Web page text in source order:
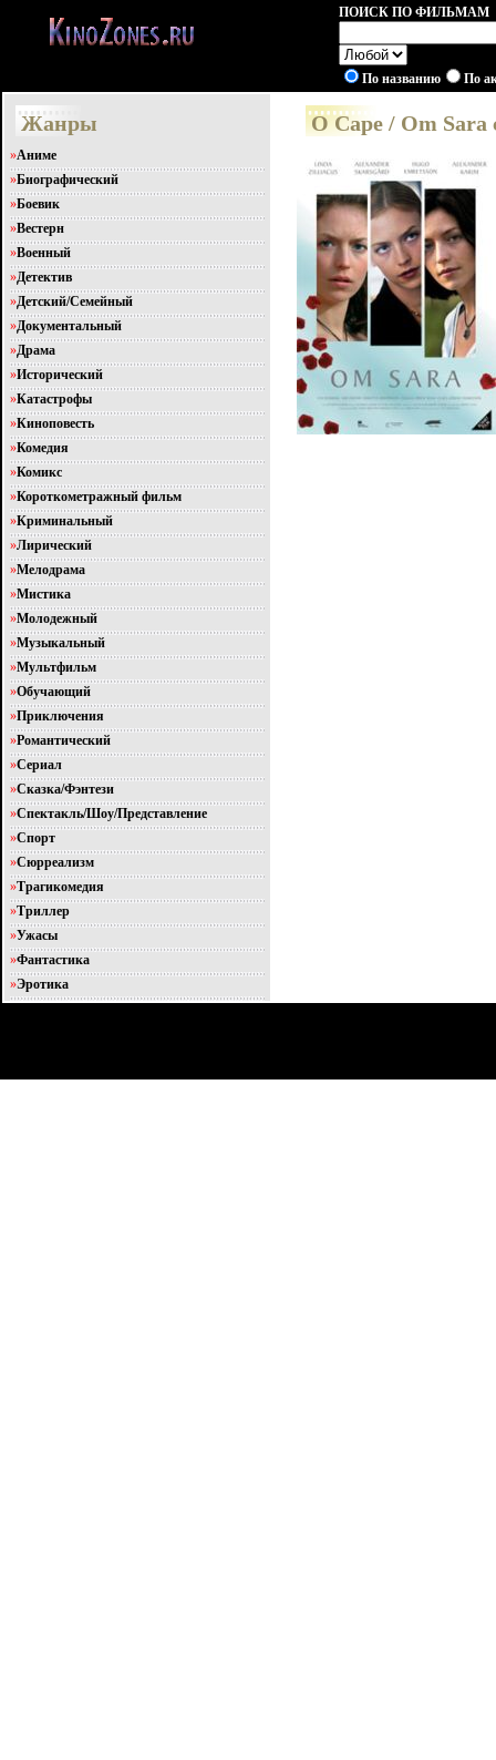
ПОИСК ПО ФИЛЬМАМ
По названию По
Жанры
»Аниме
»Биографический
»Боевик
»Вестерн
»Военный
»Детектив
»Детский/Семейный
»Документальный
»Драма
»Исторический
»Катастрофы
»Киноповесть
»Комедия
»Комикс
»Короткометражный фильм
»Криминальный
»Лирический
»Мелодрама
»Мистика
»Молодежный
»Музыкальный
»Мультфильм
»Обучающий
»Приключения
»Романтический
»Сериал
»Сказка/Фэнтези
»Спектакль/Шоу/Представление
»Спорт
»Сюрреализм
»Трагикомедия
»Триллер
»Ужасы
»Фантастика
»Эротика
О Саре / Om Sara